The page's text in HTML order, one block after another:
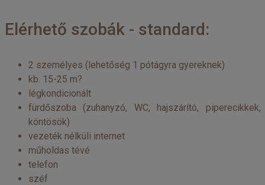
Elérhető szobák - standard:
2 személyes (lehetőség 1 pótágyra gyereknek)
kb. 15-25 m?
légkondicionált
fürdőszoba (zuhanyzó, WC, hajszárító, piperecikkek,
köntösök)
vezeték nélküli internet
műholdas tévé
telefon
széf